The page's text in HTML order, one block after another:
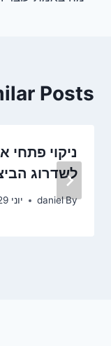
Posts
ניקוי פתחי
לשדרוג
By
daniel יוני 29, 2026